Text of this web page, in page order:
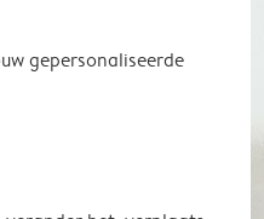
gepersonaliseerde